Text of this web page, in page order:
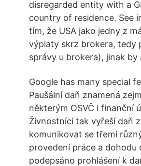
disregarded entity with a
country of residence. See
tím, že USA jako jedny z
výplaty skrz brokera, tedy
správy u brokera), jinak by
Google has many special
Paušální daň znamená
některým OSVČ i finanční
Živnostníci tak vyřeší daň
komunikovat se třemi
provedení práce a
podepsáno prohlášení k